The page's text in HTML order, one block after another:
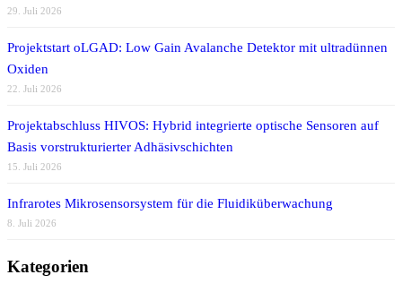
29. Juli 2026
Projektstart oLGAD: Low Gain Avalanche Detektor mit ultradünnen
Oxiden
22. Juli 2026
Projektabschluss HIVOS: Hybrid integrierte optische Sensoren auf
Basis vorstrukturierter Adhäsivschichten
15. Juli 2026
Infrarotes Mikrosensorsystem für die Fluidiküberwachung
8. Juli 2026
Kategorien